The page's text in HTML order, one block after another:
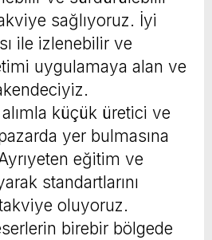
sağlıyoruz. İyi
ile izlenebilir ve
uygulamaya alan ve
küçük üretici ve
yer bulmasına
eğitim ve
standartlarını
oluyoruz.
birebir bölgede